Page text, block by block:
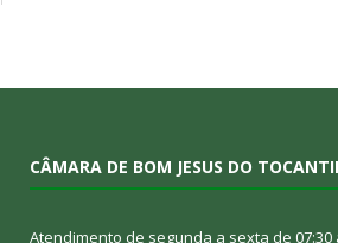
CÂMARA DE BOM JESUS DO
Atendimento de segunda a sexta de 07:30